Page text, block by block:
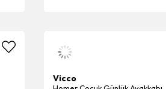
Vicco